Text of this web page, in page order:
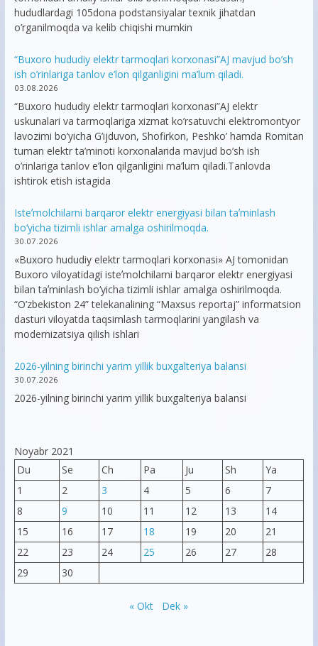
hududlardagi 105dona podstansiyalar texnik jihatdan
o’rganilmoqda va kelib chiqishi mumkin
“Buxoro hududiy elektr tarmoqlari korxonasi”AJ mavjud bo’sh
ish o’rinlariga tanlov e’lon qilganligini ma’lum qiladi.
03.08.2026
“Buxoro hududiy elektr tarmoqlari korxonasi”AJ elektr
uskunalari va tarmoqlariga xizmat ko’rsatuvchi elektromontyor
lavozimi bo’yicha G’ijduvon, Shofirkon, Peshko’ hamda Romitan
tuman elektr ta’minoti korxonalarida mavjud bo’sh ish
o’rinlariga tanlov e’lon qilganligini ma’lum qiladi.Tanlovda
ishtirok etish istagida
Isteʼmolchilarni barqaror elektr energiyasi bilan taʼminlash
bo‘yicha tizimli ishlar amalga oshirilmoqda.
30.07.2026
«Buxoro hududiy elektr tarmoqlari korxonasi» AJ tomonidan
Buxoro viloyatidagi isteʼmolchilarni barqaror elektr energiyasi
bilan taʼminlash bo‘yicha tizimli ishlar amalga oshirilmoqda.
“O’zbekiston 24” telekanalining “Maxsus reportaj” informatsion
dasturi viloyatda taqsimlash tarmoqlarini yangilash va
modernizatsiya qilish ishlari
2026-yilning birinchi yarim yillik buxgalteriya balansi
30.07.2026
2026-yilning birinchi yarim yillik buxgalteriya balansi
Noyabr 2021
Du
Se Ch Pa Ju Sh
Ya
1
2 3 4 5 6
7
8
9 10 11 12 13
14
15
16 17 18 19 20
21
22
23 24 25 26 27
28
29
30
« Okt Dek »